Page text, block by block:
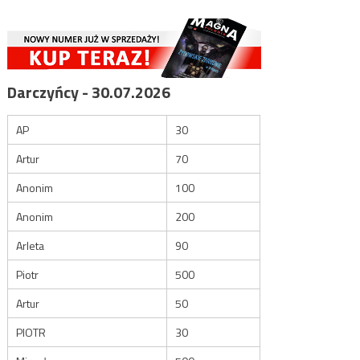
Darczyńcy - 30.07.2026
AP
30
Artur
70
Anonim
100
Anonim
200
Arleta
90
Piotr
500
Artur
50
PIOTR
30